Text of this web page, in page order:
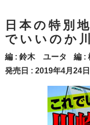
日本の特別
でいいのか
編 : 鈴木 ユータ 編 :
発売日 : 2019年4月24日